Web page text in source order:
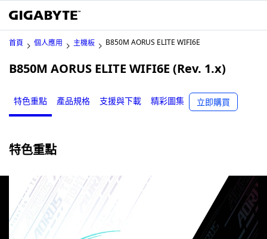
首頁 個人應用 主機板 B850M AORUS ELITE WIFI6E
B850M AORUS ELITE WIFI6E (Rev. 1.x)
特色重點 產品規格 支援與下載 精彩圖集 立即購買
特色重點